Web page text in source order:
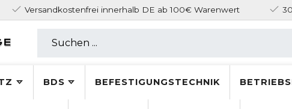
Versandkostenfrei innerhalb DE ab 100€ Warenwert
BDS BEFESTIGUNGSTECHNIK